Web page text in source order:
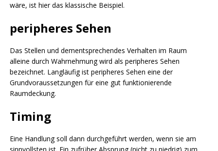
wäre, ist hier das klassische Beispiel.
peripheres Sehen
Das Stellen und dementsprechendes Verhalten im Raum
alleine durch Wahrnehmung wird als peripheres Sehen
bezeichnet. Langläufig ist peripheres Sehen eine der
Grundvoraussetzungen für eine gut funktionierende
Raumdeckung.
Timing
Eine Handlung soll dann durchgeführt werden, wenn sie am